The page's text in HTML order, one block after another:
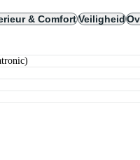
& ComfortVeiligheid